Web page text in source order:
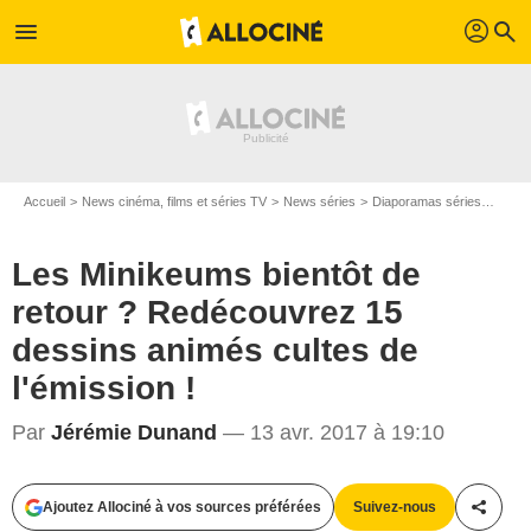
menu profil search
Accueil News cinéma, films et séries TV News séries Diaporamas séries
Les Minikeums bientôt de
retour ? Redécouvrez 15
dessins animés cultes de
l'émission !
Par Jérémie Dunand — 13 avr. 2017 à 19:10
Ajoutez Allociné à vos sources préférées Suivez-nous